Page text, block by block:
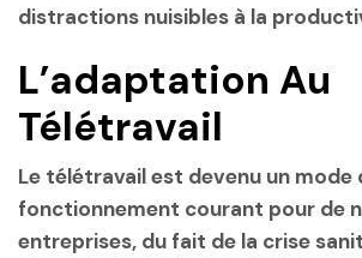
distractions nuisibles à la
L’adaptation Au
Télétravail
Le télétravail est devenu un mode
fonctionnement courant pour de
entreprises, du fait de la crise